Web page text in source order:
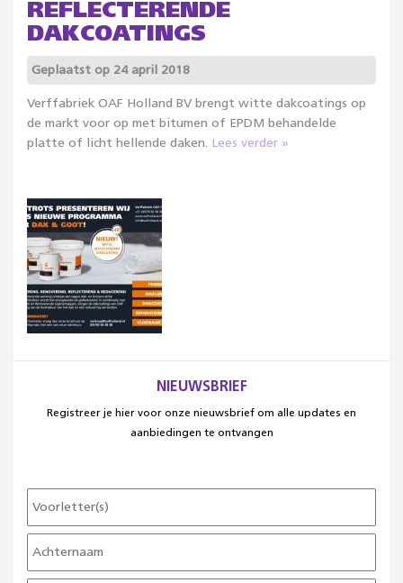
REFLECTERENDE
DAKCOATINGS
Geplaatst op 24 april 2018
Verffabriek OAF Holland BV brengt witte dakcoatings op
de markt voor op met bitumen of EPDM behandelde
platte of licht hellende daken. Lees verder »
NIEUWSBRIEF
Registreer je hier voor onze nieuwsbrief om alle updates en
aanbiedingen te ontvangen